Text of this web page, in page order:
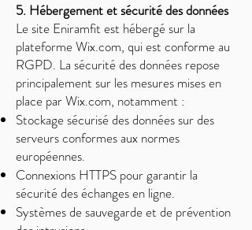
5. Hébergement et sécurité des données
Le site Eniramfit est hébergé sur la
plateforme Wix.com, qui est conforme au
RGPD. La sécurité des données repose
principalement sur les mesures mises en
place par Wix.com, notamment :
Stockage sécurisé des données sur des
serveurs conformes aux normes
européennes.
Connexions HTTPS pour garantir la
sécurité des échanges en ligne.
Systèmes de sauvegarde et de prévention